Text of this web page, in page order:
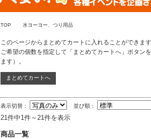
TOP 水ヨーヨー、つり用品
このページからまとめてカートに入れることができます
ご希望の個数を指定して「まとめてカートへ」ボタン
ます）。
表示切替： 並び順：
21件中1件～21件を表示
商品一覧